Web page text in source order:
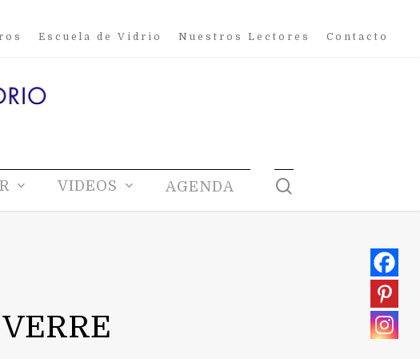
Escuela de Vidrio Nuestros Lectores Contacto
VIDEOS AGENDA